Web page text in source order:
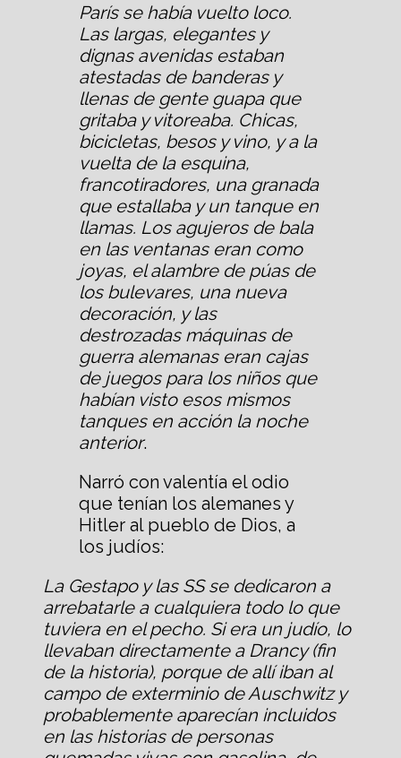
París se había vuelto loco.
Las largas, elegantes y
dignas avenidas estaban
atestadas de banderas y
llenas de gente guapa que
gritaba y vitoreaba. Chicas,
bicicletas, besos y vino, y a la
vuelta de la esquina,
francotiradores, una granada
que estallaba y un tanque en
llamas. Los agujeros de bala
en las ventanas eran como
joyas, el alambre de púas de
los bulevares, una nueva
decoración, y las
destrozadas máquinas de
guerra alemanas eran cajas
de juegos para los niños que
habían visto esos mismos
tanques en acción la noche
anterior.
Narró con valentía el odio
que tenían los alemanes y
Hitler al pueblo de Dios, a
los judíos:
La Gestapo y las SS se dedicaron a
arrebatarle a cualquiera todo lo que
tuviera en el pecho. Si era un judío, lo
llevaban directamente a Drancy (fin
de la historia), porque de allí iban al
campo de exterminio de Auschwitz y
probablemente aparecían incluidos
en las historias de personas